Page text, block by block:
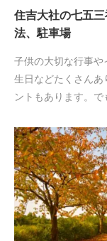
住吉大社の七五
法、駐車場
子供の大切な行事
生日などたくさん
ントもあります。